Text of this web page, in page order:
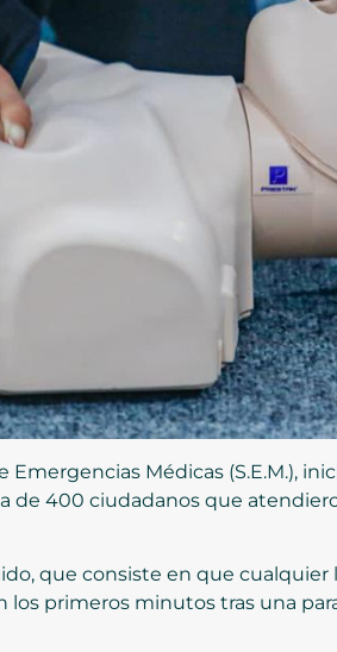
Médicas (S.E.M.),
de 400 ciudadanos que
que consiste en que cualquier
primeros minutos tras una